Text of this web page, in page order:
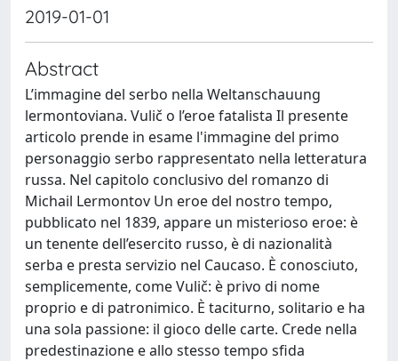
2019-01-01
Abstract
L’immagine del serbo nella Weltanschauung
lermontoviana. Vulič o l’eroe fatalista Il presente
articolo prende in esame l'immagine del primo
personaggio serbo rappresentato nella letteratura
russa. Nel capitolo conclusivo del romanzo di
Michail Lermontov Un eroe del nostro tempo,
pubblicato nel 1839, appare un misterioso eroe: è
un tenente dell’esercito russo, è di nazionalità
serba e presta servizio nel Caucaso. È conosciuto,
semplicemente, come Vulič: è privo di nome
proprio e di patronimico. È taciturno, solitario e ha
una sola passione: il gioco delle carte. Crede nella
predestinazione e allo stesso tempo sfida